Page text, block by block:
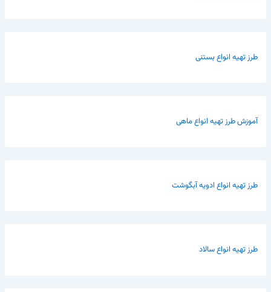
طرز تهیه انواع بستنی
آموزش طرز تهیه انواع ماهی
طرز تهیه انواع ادویه آبگوشت
طرز تهیه انواع سالاد